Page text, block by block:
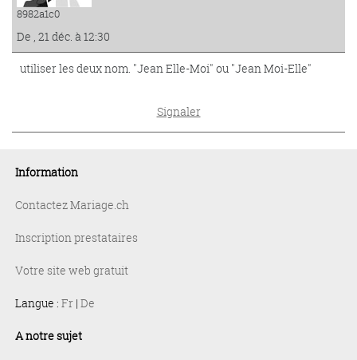
8982a1c0
De , 21 déc. à 12:30
utiliser les deux nom. "Jean Elle-Moi" ou "Jean Moi-Elle"
Signaler
Information
Contactez Mariage.ch
Inscription prestataires
Votre site web gratuit
Langue : Fr | De
A notre sujet